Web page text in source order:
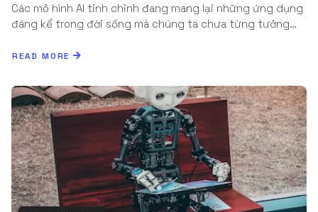
Các mô hình AI tinh chỉnh đang mang lại những ứng dụng
đáng kể trong đời sống mà chúng ta chưa từng tưởng…
READ MORE